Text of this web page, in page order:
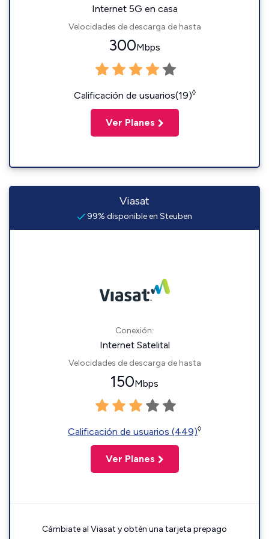
Internet 5G en casa
Velocidades de descarga de hasta
300Mbps
Calificación de usuarios(19)◊
Ver Planes
Viasat
99% disponible en Steuben
Conexión:
Internet Satelital
Velocidades de descarga de hasta
150Mbps
Calificación de usuarios (449)◊
Ver Planes
Cámbiate al Viasat y obtén una tarjeta prepago